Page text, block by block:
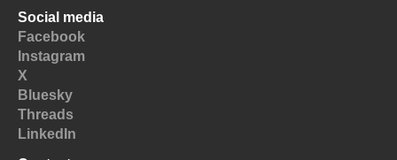
Social media
Facebook
Instagram
X
Bluesky
Threads
LinkedIn